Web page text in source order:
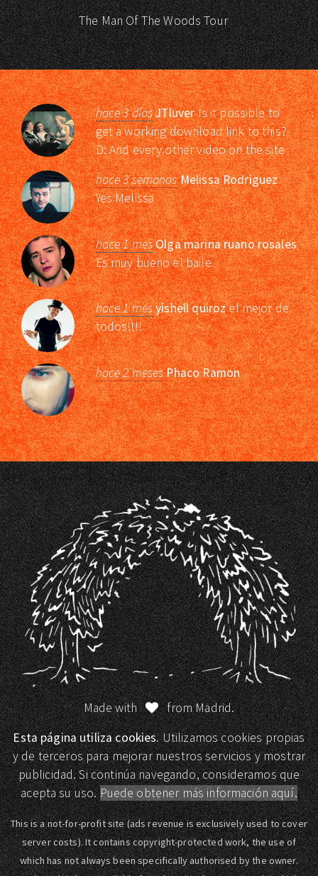
The Man Of The Woods Tour
hace 3 díasJTluverIs it possible to
get a working download link to this?
D: And every other video on the site
hace 3 semanasMelissa Rodriguez
Yes Melissa
hace 1 mesOlga marina ruano rosales
Es muy bueno el baile
hace 1 mesyishell quirozel mejor de
todos!!!!
hace 2 mesesPhaco Ramon
Made with
from Madrid.
Esta página utiliza cookies.Utilizamos cookies propias
y de terceros para mejorar nuestros servicios y mostrar
publicidad. Si continúa navegando, consideramos que
acepta su uso.Puede obtener más información aquí.
This is a not-for-profit site (ads revenue is exclusively used to cover
server costs). It contains copyright-protected work, the use of
which has not always been specifically authorised by the owner.